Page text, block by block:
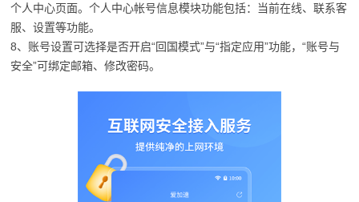
个人中心页面。个人中心帐号信息模块功能包括：当前在线、联系客
服、设置等功能。
8、账号设置可选择是否开启“回国模式”与“指定应用”功能，“账号与
安全”可绑定邮箱、修改密码。